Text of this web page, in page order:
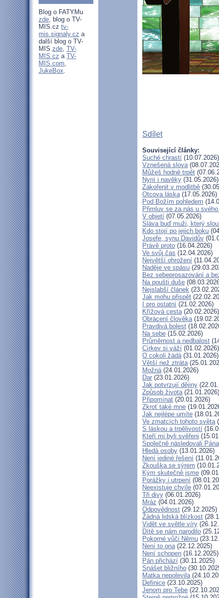
Blog o FATYMu
zde, blog o TV-
MIS.cz tv-
mis.signaly.cz a
další blog o TV-
MIS zde, TV-
MIS.cz a TV-
MIS.com,
JukeBox.
Sdílet
Související články:
Suché chrastí (10.07.2026)
Vznešená slova
Můžeš hodně trpět
Nyní i navěky (31.05.2026)
Zakořenit v modlitbě
Otcova láska(17.05.2026)
Pod Božím pohledem
Přimluv se za nás u
V objetí (07.05.2026)
Sláva buď muži, který
Kdo stojí po jejich boku
Josefe, synu Davidův
Právě proto (16.04.2026)
Ve svůj čas (12.04.2026)
Největší ohrožení
Naděje ve spásu
Bez sebeprosazování a
Na poušti duše
Nejslabší článek
Jak mohu přispět
I pro ostatní (21.02.2026)
Křížová cesta(20.02.2026)
Obrácení člověka
Pravdivá bolest
Na sebe (15.02.2026)
Průměrnost a nedbalost
Církev si váží (01.02.2026)
O cokoli žádá(31.01.2026)
Větší než ztráta
Možná(24.01.2026)
Dar (23.01.2026)
Jak potvrzují dějiny
Způsob života(21.01.2026)
Připomínat (20.01.2026)
Zkroť také mne
Jak nejlépe umíte
Ve zmatcích tohoto světa
S láskou a trpělivostí
Kteří mi byli svěřeni
Společně následovali Pána
Hledá osoby (13.01.2026)
Není jediné řešení
Zkouška se sýrem
Kým skutečně jsme
Porážky i utrpení
Neexistuje chvíle
Tři divy (06.01.2026)
Mráz (04.01.2026)
Odpovědnost (29.12.2025)
Žádná lidská blízkost
Vidět ve světle víry
Dítě se nám narodilo
Pokorné vůči Němu
Není to ona(22.12.2025)
Není schopen (16.12.2025)
Pán přichází (30.11.2025)
Snášet bližního
Matka nepolevila
Definice (23.10.2025)
Jenom pro Tebe